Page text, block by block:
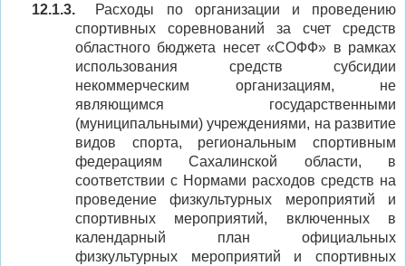
12.1.3.
Расходы по организации и проведению
спортивных соревнований за счет средств
областного бюджета несет «СОФФ» в рамках
использования средств субсидии
некоммерческим организациям, не
являющимся государственными
(муниципальными) учреждениями, на развитие
видов спорта, региональным спортивным
федерациям Сахалинской области, в
соответствии с Нормами расходов средств на
проведение физкультурных мероприятий и
спортивных мероприятий, включенных в
календарный план официальных
физкультурных мероприятий и спортивных